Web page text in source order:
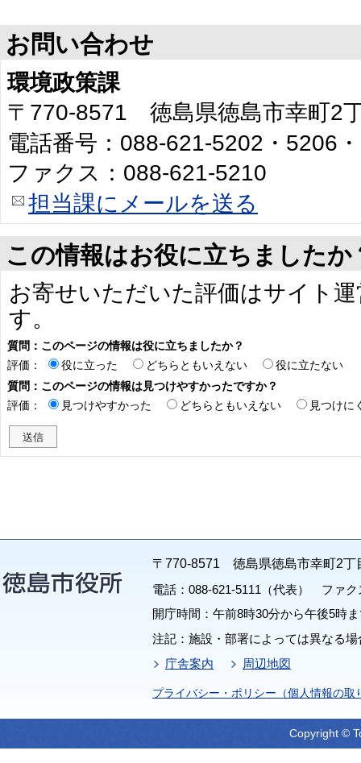
お問い合わせ
環境政策課
〒770-8571 徳島県徳島市幸町2
電話番号：088-621-5202・5206
ファクス：088-621-5210
担当課にメールを送る
この情報はお役に立ちましたか
お寄せいただいた評価はサイト
す。
質問：このページの情報は役に立ちましたか？
評価：
役に立った どちらともいえない
役に立たない
質問：このページの情報は見つけやすかったですか？
評価：
見つけやすかった どちらともいえない 見つけに
〒770-8571 徳島県徳島市幸町2丁
電話：088-621-5111（代表） ファク
開庁時間：午前8時30分から午後5時
注記：施設・部署によっては異なる
庁舎案内
周辺地図
プライバシー・ポリシー（個人情報の取
Copyright ©